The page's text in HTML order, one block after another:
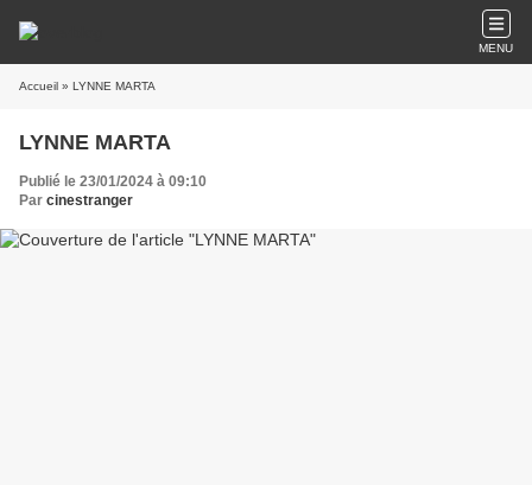
MENU
Accueil » LYNNE MARTA
LYNNE MARTA
Publié le 23/01/2024 à 09:10
Par cinestranger